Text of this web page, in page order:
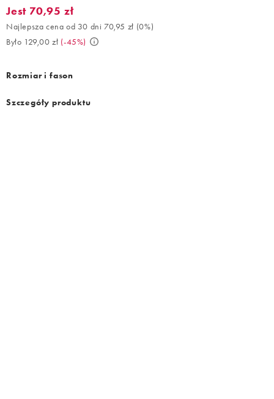
Jest 70,95 zł. Najlepsza cena od 30 dni 70,95 zł (0%). Było
Jest 70,95 zł
Najlepsza cena od 30 dni 70,95 zł (0%)
Było 129,00 zł (-45%)
Rozmiar i fason
Szczegóły produktu